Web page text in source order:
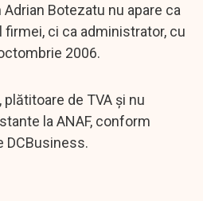
Botezatu nu apare ca
firmei, ci ca administrator, cu
2006.
de TVA și nu
la ANAF, conform
DCBusiness.